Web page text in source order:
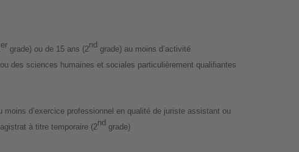
er grade) ou de 15 ans (2nd grade) au moins d’activité
des sciences humaines et sociales particulièrement qualifiantes
d’exercice professionnel en qualité de juriste assistant ou
à titre temporaire (2nd grade)